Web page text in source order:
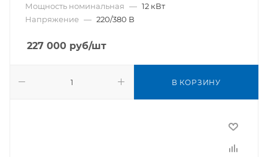
Мощность номинальная — 12 кВт
Напряжение — 220/380 В
227 000 руб/шт
В КОРЗИНУ